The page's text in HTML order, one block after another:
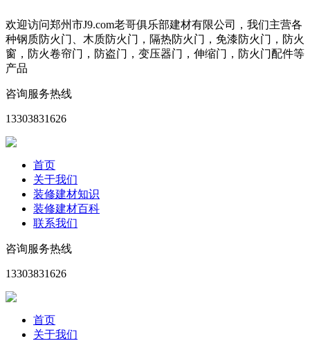
欢迎访问郑州市J9.com老哥俱乐部建材有限公司，我们主营各
种钢质防火门、木质防火门，隔热防火门，免漆防火门，防火
窗，防火卷帘门，防盗门，变压器门，伸缩门，防火门配件等
产品
咨询服务热线
13303831626
首页
关于我们
装修建材知识
装修建材百科
联系我们
咨询服务热线
13303831626
首页
关于我们